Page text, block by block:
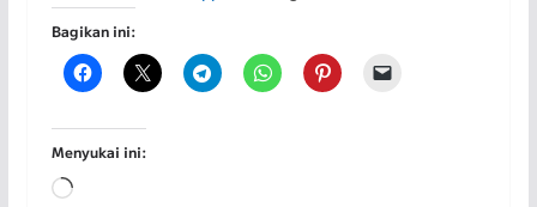
Bagikan ini:
Menyukai ini:
Memuat...